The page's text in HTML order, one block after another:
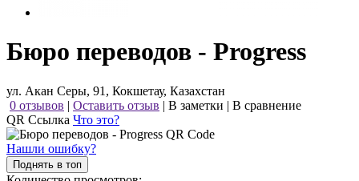
Бюро переводов - Progress
ул. Акан Серы, 91, Кокшетау, Казахстан
0 отзывов | Оставить отзыв | В заметки | В сравнение
QR Ссылка Что это?
Нашли ошибку?
Поднять в топ